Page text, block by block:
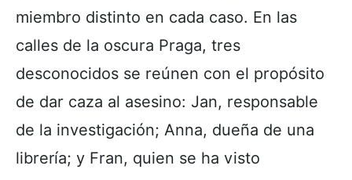
miembro distinto en cada caso. En las
calles de la oscura Praga, tres
desconocidos se reúnen con el propósito
de dar caza al asesino: Jan, responsable
de la investigación; Anna, dueña de una
librería; y Fran, quien se ha visto